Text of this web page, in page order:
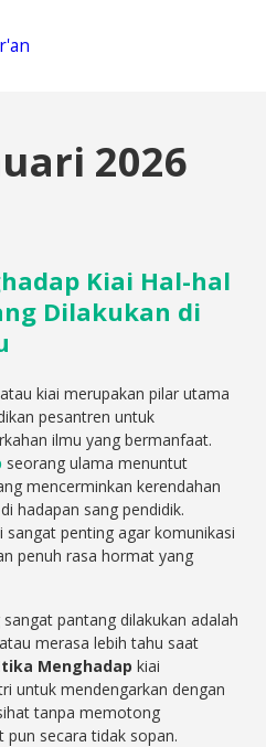
2026
Kiai Hal-hal
Dilakukan di
kiai merupakan pilar utama
pesantren untuk
ilmu yang bermanfaat.
seorang ulama menuntut
mencerminkan kerendahan
hadapan sang pendidik.
sangat penting agar komunikasi
penuh rasa hormat yang
pantang dilakukan adalah
merasa lebih tahu saat
Menghadap kiai
untuk mendengarkan dengan
tanpa memotong
pun secara tidak sopan.